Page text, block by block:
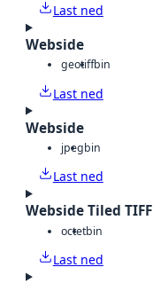
Last ned
Webside
geotiffbin
Last ned
Webside
jpegbin
Last ned
Webside Tiled TIFF
octetbin
Last ned